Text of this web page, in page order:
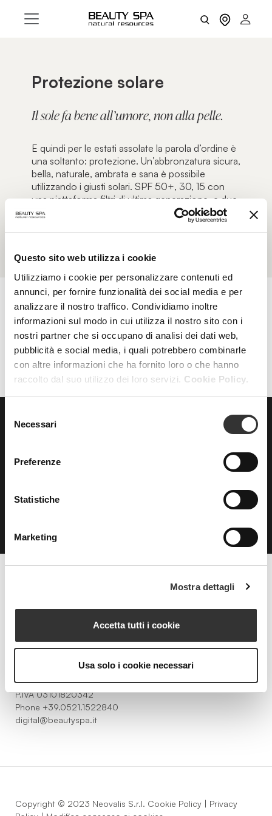
Questo sito web utilizza i cookie
Utilizziamo i cookie per personalizzare contenuti ed
annunci, per fornire funzionalità dei social media e per
analizzare il nostro traffico. Condividiamo inoltre
informazioni sul modo in cui utilizza il nostro sito con i
nostri partner che si occupano di analisi dei dati web,
pubblicità e social media, i quali potrebbero combinarle
con altre informazioni che ha fornito loro o che hanno
raccolto dal suo utilizzo dei loro servizi. Cookie Policy.
delNecessari
Preferenze
Statistiche
Marketing
Mostra dettagli
Accetta tutti i cookie
Usa solo i cookie necessari
Protezione solare
Il sole fa bene all’umore, non alla pelle.
E quindi per le estati assolate la parola d’ordine è
una soltanto: protezione. Un’abbronzatura sicura,
bella, naturale, ambrata e sana è possibile
utilizzando i giusti solari. SPF 50+, 30, 15 con
una piattaforma filtri di ultima generazione, e due
doposole eccezionali. Niente di meglio per
un’abbronzatura sicura. A prova di esperto.
FILTRI AZZERA FILTRI
NEWSLETTER
43058 Sorbolo Mezzani
Parma | Italy
P.IVA 03101820342
Phone +39.0521.1522840
digital@beautyspa.it
Copyright © 2023 Neovalis S.r.l. Cookie Policy | Privacy